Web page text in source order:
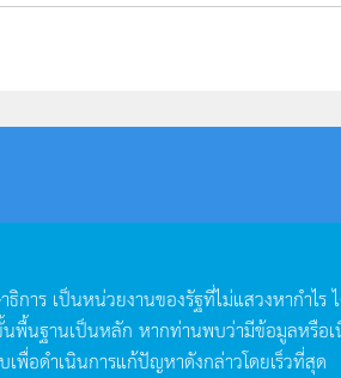
ธิการ เป็นหน่วยงานของรัฐที่ไม่แสวงหากำไร
นพื้นฐานเป็นหลัก หากท่านพบว่ามีข้อมูลหรือเ
เพื่อดำเนินการแก้ปัญหาดังกล่าวโดยเร็วที่สุด